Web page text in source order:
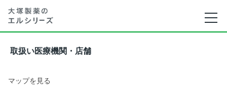
取扱い医療機関・店舗
マップを見る